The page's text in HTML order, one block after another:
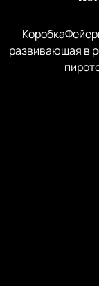
развивающая в